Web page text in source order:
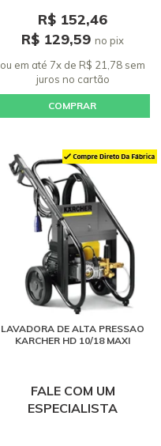
R$ 152,46
R$ 129,59 no pix
ou em até 7x de R$ 21,78 sem
juros no cartão
COMPRAR
LAVADORA DE ALTA PRESSAO
KARCHER HD 10/18 MAXI
FALE COM UM
ESPECIALISTA